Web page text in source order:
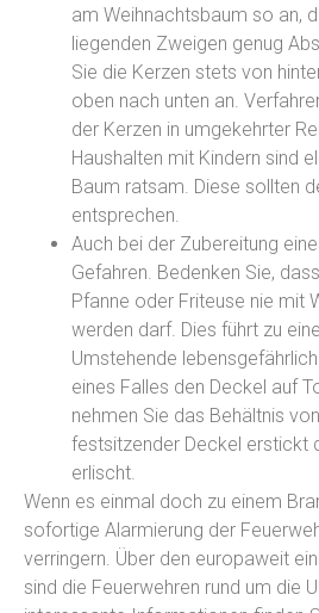
am Weihnachtsbaum so an,
liegenden Zweigen genug
Sie die Kerzen stets von
oben nach unten an.
der Kerzen in umgekehrter
Haushalten mit Kindern sind
Baum ratsam. Diese sollten
entsprechen.
Auch bei der Zubereitung
Gefahren. Bedenken Sie,
Pfanne oder Friteuse nie mit
werden darf. Dies führt zu
Umstehende
eines Falles den Deckel auf
nehmen Sie das Behältnis
festsitzender Deckel erstickt
erlischt.
Wenn es einmal doch zu einem
sofortige Alarmierung der
verringern. Über den europaweit
sind die Feuerwehren rund um die